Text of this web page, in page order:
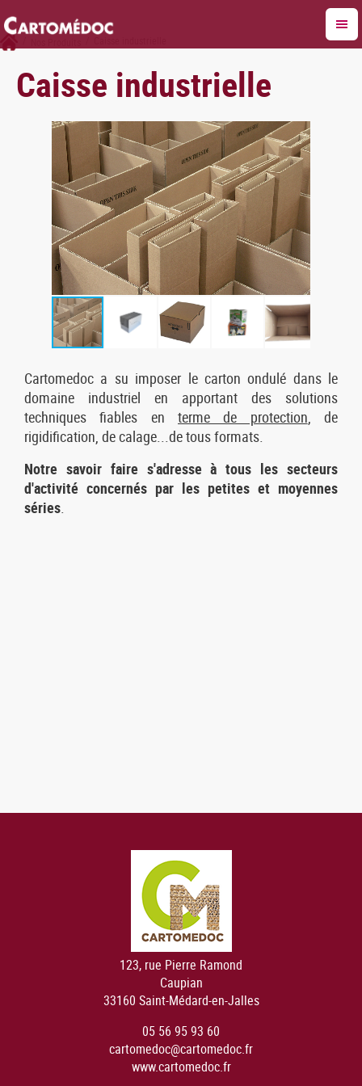
Caisse industrielle
Cartomedoc a su imposer le carton ondulé dans le
domaine industriel en apportant des solutions
techniques fiables en terme de protection, de
rigidification, de calage...de tous formats.
Notre savoir faire s'adresse à tous les secteurs
d'activité concernés par les petites et moyennes
séries.
123, rue Pierre Ramond
Caupian
33160 Saint-Médard-en-Jalles
05 56 95 93 60
cartomedoc@cartomedoc.fr
www.cartomedoc.fr